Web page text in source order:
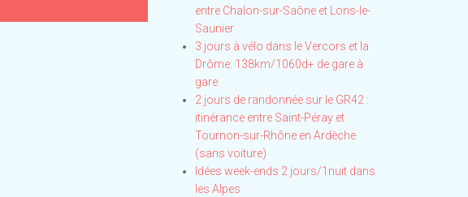
entre Chalon-sur-Saône et Lons-le-
Saunier
3 jours à vélo dans le Vercors et la
Drôme: 138km/1060d+ de gare à
gare
2 jours de randonnée sur le GR42 :
itinérance entre Saint-Péray et
Tournon-sur-Rhône en Ardèche
(sans voiture)
Idées week-ends 2 jours/1nuit dans
les Alpes